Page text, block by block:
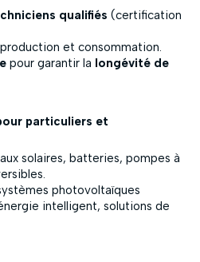
qualifiés (certification
et consommation.
pour garantir la longévité de
particuliers et
solaires, batteries, pompes à
photovoltaïques
intelligent, solutions de